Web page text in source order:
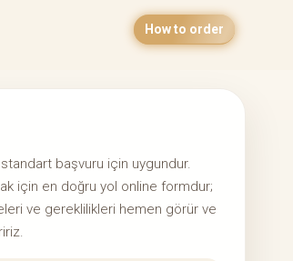
How to order
başvuru için uygundur.
için en doğru yol online formdur;
ve gereklilikleri hemen görür ve